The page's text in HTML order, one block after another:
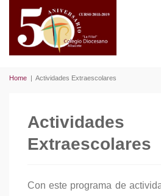
Home | Actividades Extraescolares
Actividades
Extraescolares
Con este programa de